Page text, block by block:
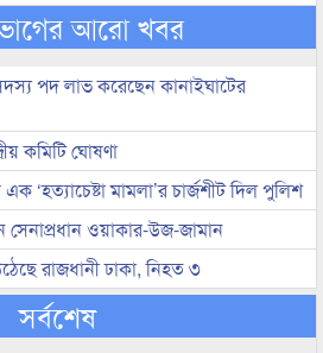
আরো খবর
সদস্য পদ লাভ করেছেন কানাইঘাটের
কমিটি ঘোষণা
‘হত্যাচেষ্টা মামলা’র চার্জশীট দিল পুলিশ
সেনাপ্রধান ওয়াকার-উজ-জামান
রাজধানী ঢাকা, নিহত ৩
সর্বশেষ